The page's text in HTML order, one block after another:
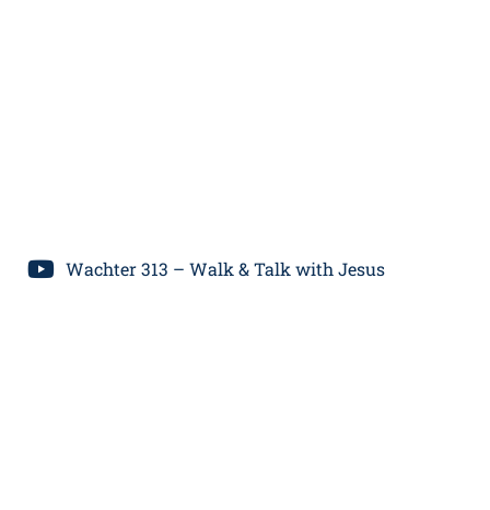
Wachter 313 – Walk & Talk with Jesus